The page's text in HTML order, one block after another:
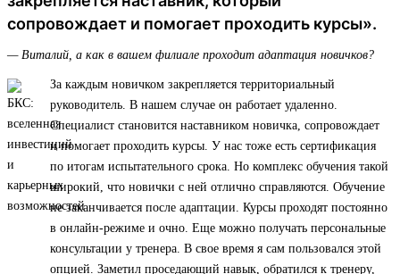
сопровождает и помогает проходить курсы».
— Виталий, а как в вашем филиале проходит адаптация новичков?
За каждым новичком закрепляется территориальный
руководитель. В нашем случае он работает удаленно.
Специалист становится наставником новичка, сопровождает
и помогает проходить курсы. У нас тоже есть сертификация
по итогам испытательного срока. Но комплекс обучения такой
широкий, что новички с ней отлично справляются. Обучение
не заканчивается после адаптации. Курсы проходят постоянно
в онлайн-режиме и очно. Еще можно получать персональные
консультации у тренера. В свое время я сам пользовался этой
опцией. Заметил проседающий навык, обратился к тренеру,